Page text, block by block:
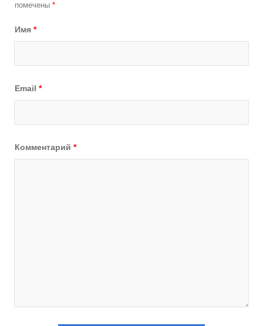
помечены *
Имя *
Email *
Комментарий *